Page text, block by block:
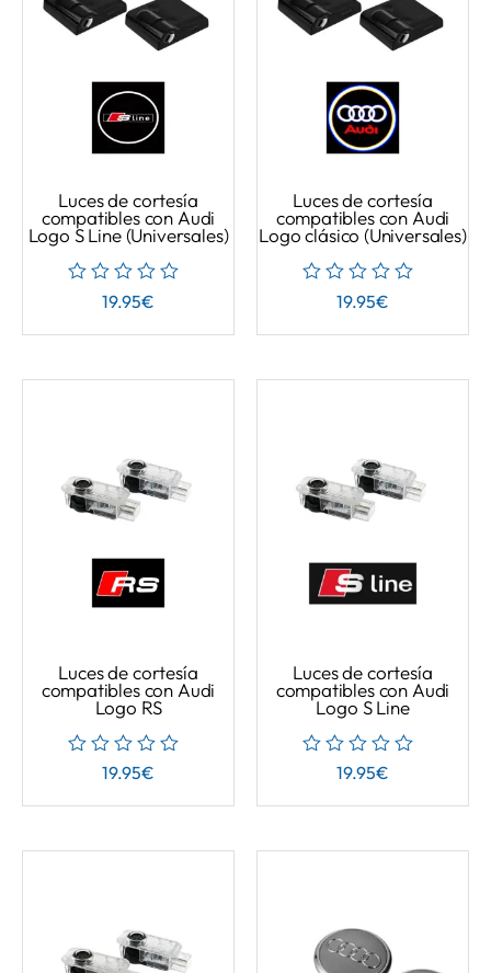
Luces de cortesía
compatibles con Audi
Logo S Line (Universales)
19.95€
Luces de cortesía
compatibles con Audi
Logo clásico (Universales)
19.95€
Luces de cortesía
compatibles con Audi
Logo RS
19.95€
Luces de cortesía
compatibles con Audi
Logo S Line
19.95€